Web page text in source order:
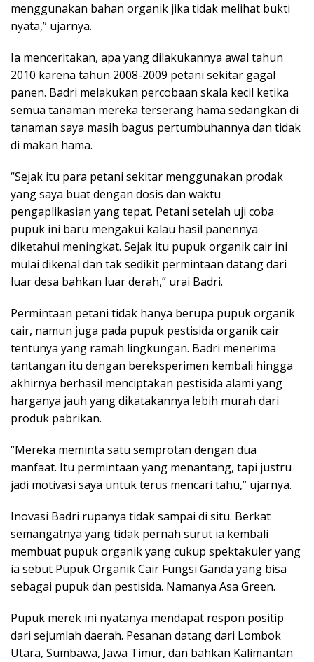
menggunakan bahan organik jika tidak melihat bukti
nyata,” ujarnya.
Ia menceritakan, apa yang dilakukannya awal tahun
2010 karena tahun 2008-2009 petani sekitar gagal
panen. Badri melakukan percobaan skala kecil ketika
semua tanaman mereka terserang hama sedangkan di
tanaman saya masih bagus pertumbuhannya dan tidak
di makan hama.
“Sejak itu para petani sekitar menggunakan prodak
yang saya buat dengan dosis dan waktu
pengaplikasian yang tepat. Petani setelah uji coba
pupuk ini baru mengakui kalau hasil panennya
diketahui meningkat. Sejak itu pupuk organik cair ini
mulai dikenal dan tak sedikit permintaan datang dari
luar desa bahkan luar derah,” urai Badri.
Permintaan petani tidak hanya berupa pupuk organik
cair, namun juga pada pupuk pestisida organik cair
tentunya yang ramah lingkungan. Badri menerima
tantangan itu dengan bereksperimen kembali hingga
akhirnya berhasil menciptakan pestisida alami yang
harganya jauh yang dikatakannya lebih murah dari
produk pabrikan.
“Mereka meminta satu semprotan dengan dua
manfaat. Itu permintaan yang menantang, tapi justru
jadi motivasi saya untuk terus mencari tahu,” ujarnya.
Inovasi Badri rupanya tidak sampai di situ. Berkat
semangatnya yang tidak pernah surut ia kembali
membuat pupuk organik yang cukup spektakuler yang
ia sebut Pupuk Organik Cair Fungsi Ganda yang bisa
sebagai pupuk dan pestisida. Namanya Asa Green.
Pupuk merek ini nyatanya mendapat respon positip
dari sejumlah daerah. Pesanan datang dari Lombok
Utara, Sumbawa, Jawa Timur, dan bahkan Kalimantan